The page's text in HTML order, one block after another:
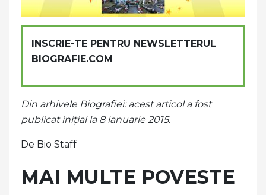
INSCRIE-TE PENTRU NEWSLETTERUL
BIOGRAFIE.COM
Din arhivele Biografiei: acest articol a fost
publicat inițial la 8 ianuarie 2015.
De Bio Staff
MAI MULTE POVESTE